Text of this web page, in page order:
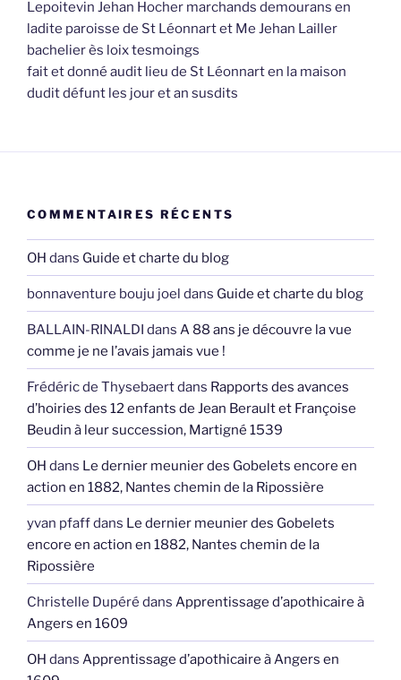
Lepoitevin Jehan Hocher marchands demourans en
ladite paroisse de St Léonnart et Me Jehan Lailler
bachelier ès loix tesmoings
fait et donné audit lieu de St Léonnart en la maison
dudit défunt les jour et an susdits
COMMENTAIRES RÉCENTS
OH dans Guide et charte du blog
bonnaventure bouju joel dans Guide et charte du blog
BALLAIN-RINALDI dans A 88 ans je découvre la vue
comme je ne l’avais jamais vue !
Frédéric de Thysebaertdans Rapports des avances
d’hoiries des 12 enfants de Jean Berault et Françoise
Beudin à leur succession, Martigné 1539
OH dans Le dernier meunier des Gobelets encore en
action en 1882, Nantes chemin de la Ripossière
yvan pfaffdans Le dernier meunier des Gobelets
encore en action en 1882, Nantes chemin de la
Ripossière
Christelle Dupéré dans Apprentissage d’apothicaire à
Angers en 1609
OH dans Apprentissage d’apothicaire à Angers en